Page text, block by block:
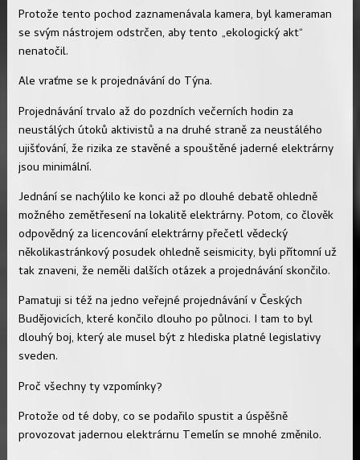
Protože tento pochod zaznamenávala kamera, byl kameraman
se svým nástrojem odstrčen, aby tento „ekologický akt“
nenatočil.
Ale vraťme se k projednávání do Týna.
Projednávání trvalo až do pozdních večerních hodin za
neustálých útoků aktivistů a na druhé straně za neustálého
ujišťování, že rizika ze stavěné a spouštěné jaderné elektrárny
jsou minimální.
Jednání se nachýlilo ke konci až po dlouhé debatě ohledně
možného zemětřesení na lokalitě elektrárny. Potom, co člověk
odpovědný za licencování elektrárny přečetl vědecký
několikastránkový posudek ohledně seismicity, byli přítomní už
tak znaveni, že neměli dalších otázek a projednávání skončilo.
Pamatuji si též na jedno veřejné projednávání v Českých
Budějovicích, které končilo dlouho po půlnoci. I tam to byl
dlouhý boj, který ale musel být z hlediska platné legislativy
sveden.
Proč všechny ty vzpomínky?
Protože od té doby, co se podařilo spustit a úspěšně
provozovat jadernou elektrárnu Temelín se mnohé změnilo.